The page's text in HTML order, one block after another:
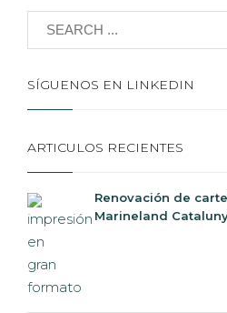
SÍGUENOS EN LINKEDIN
ARTICULOS RECIENTES
Renovación de
Marineland